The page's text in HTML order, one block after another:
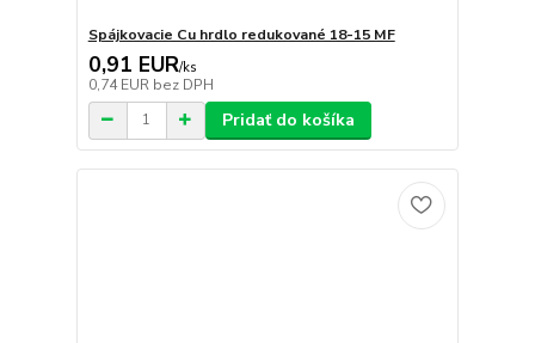
Spájkovacie Cu hrdlo redukované 18-15 MF
0,91 EUR/ks
0,74 EUR bez DPH
Pridať do košíka